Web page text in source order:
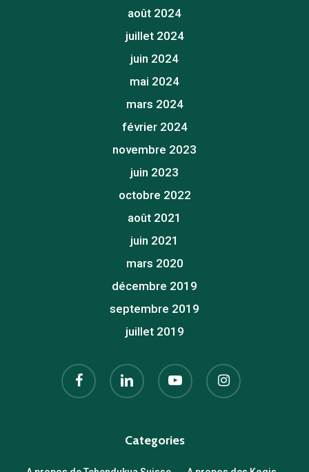
août 2024
juillet 2024
juin 2024
mai 2024
mars 2024
février 2024
novembre 2023
juin 2023
octobre 2022
août 2021
juin 2021
mars 2020
décembre 2019
septembre 2019
juillet 2019
facebook linkedin youtube instagram
Categories